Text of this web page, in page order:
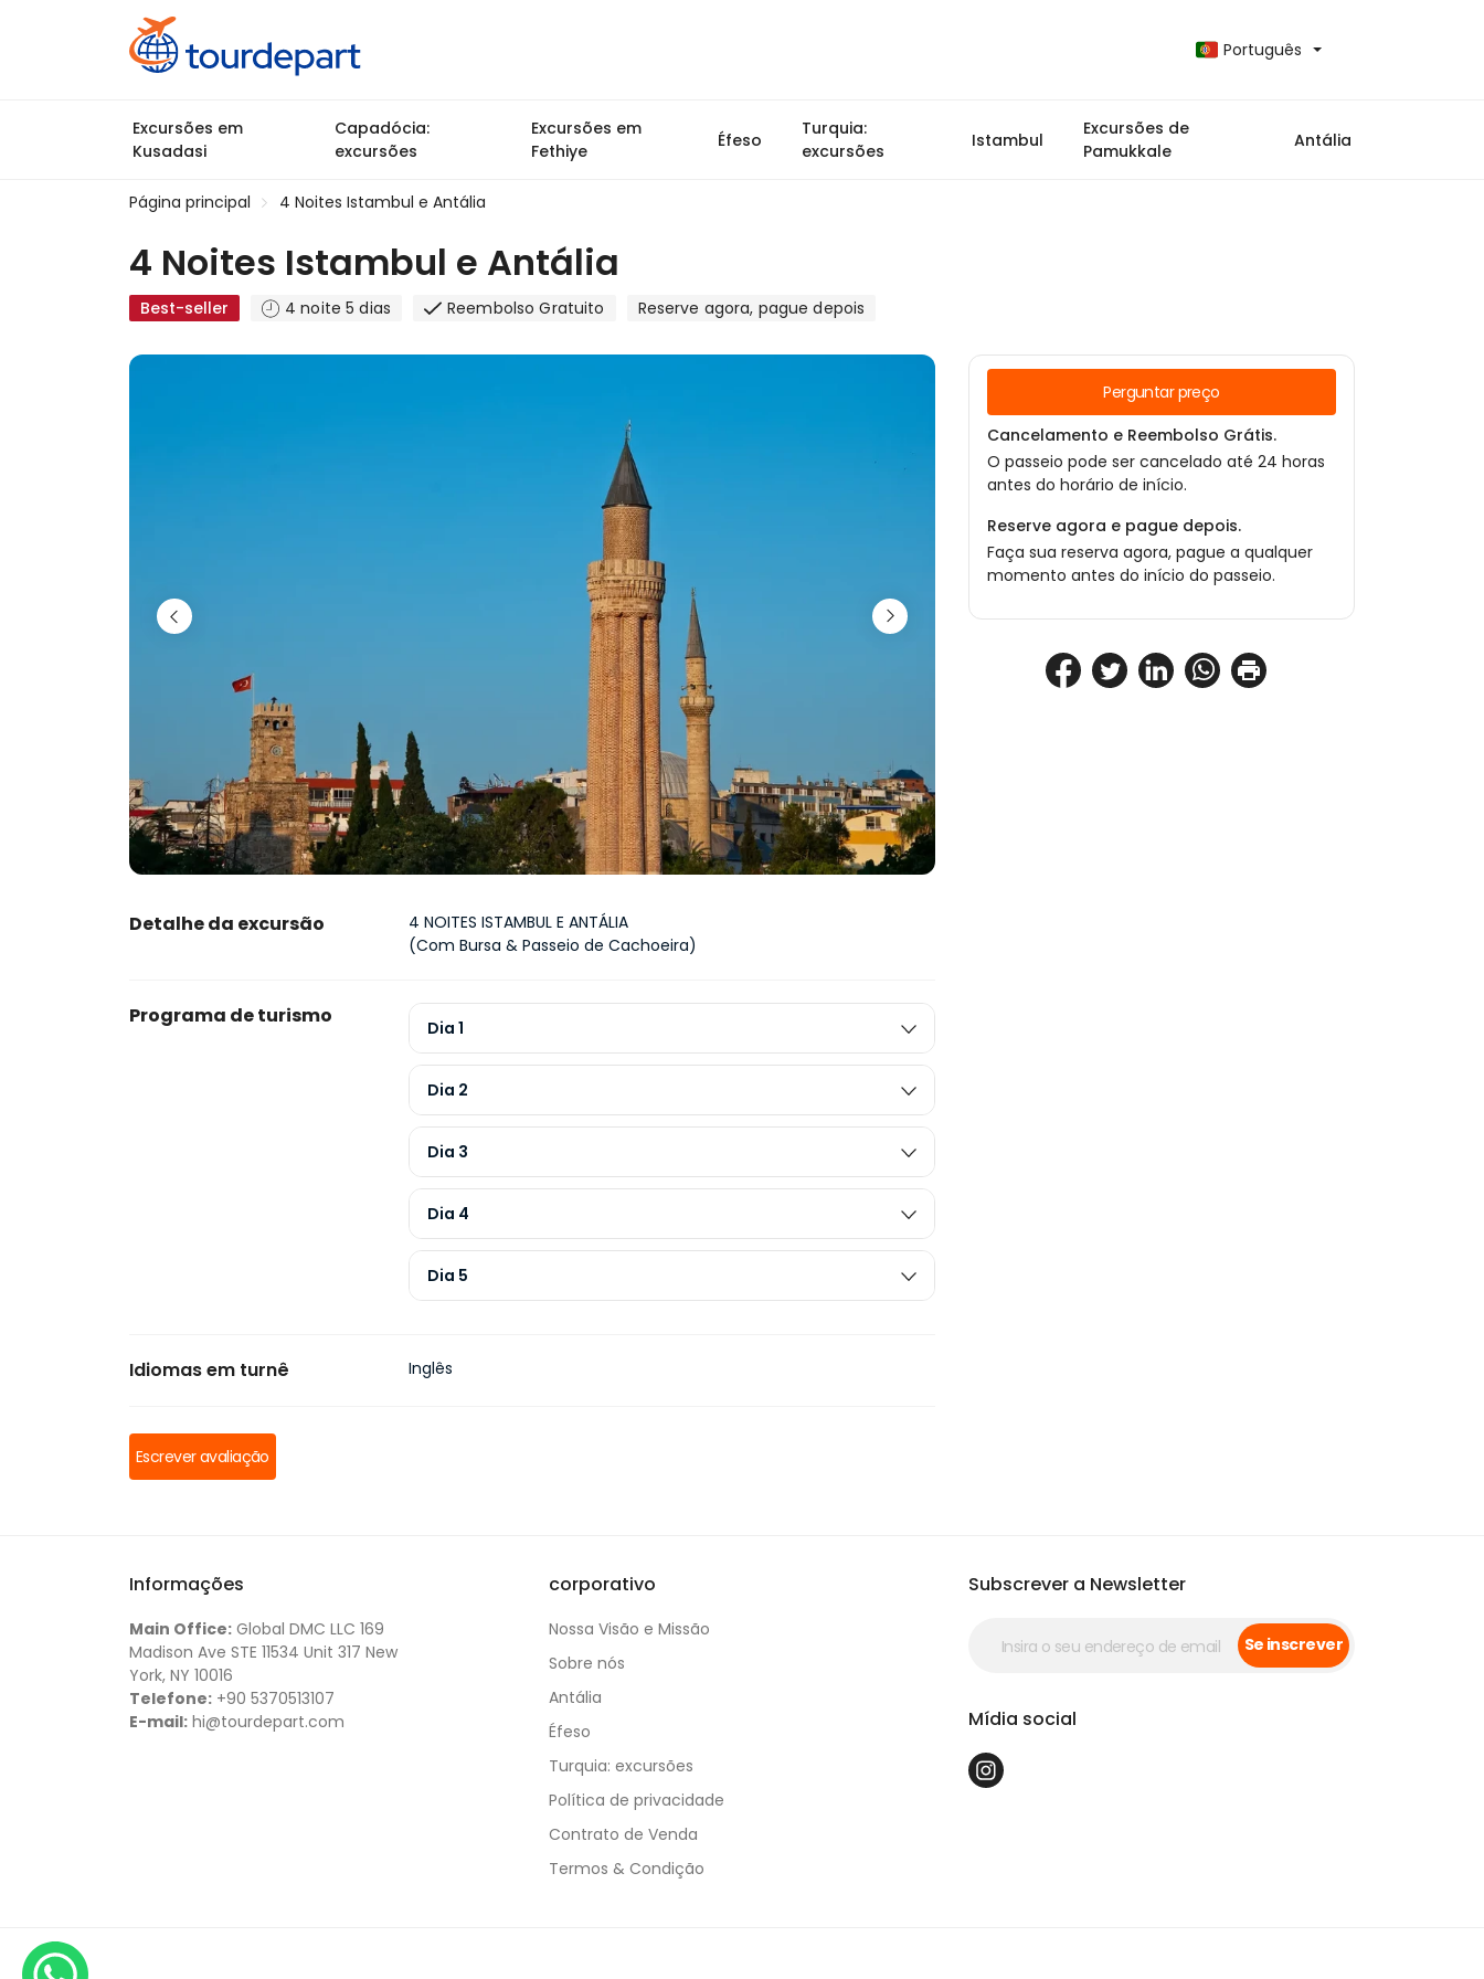
Português
Excursões em
Kusadasi
Capadócia:
excursões
Excursões em
Fethiye
Éfeso
Turquia:
excursões
Istambul
Excursões de
Pamukkale
Antália
Página principal 4 Noites Istambul e Antália
4 Noites Istambul e Antália
Best-seller 4 noite 5 dias Reembolso Gratuito Reserve agora, pague depois
Detalhe da excursão
4 NOITES ISTAMBUL E ANTÁLIA
(Com Bursa & Passeio de Cachoeira)
Programa de turismo Dia 1
Dia 2
Dia 3
Dia 4
Dia 5
Idiomas em turnê Inglês
Escrever avaliação
Perguntar preço
Cancelamento e Reembolso Grátis.
O passeio pode ser cancelado até 24 horas
antes do horário de início.
Reserve agora e pague depois.
Faça sua reserva agora, pague a qualquer
momento antes do início do passeio.
Informações
Main Office: Global DMC LLC 169
Madison Ave STE 11534 Unit 317 New
York, NY 10016
Telefone: +90 5370513107
E-mail: hi@tourdepart.com
corporativo
Nossa Visão e Missão
Sobre nós
Antália
Éfeso
Turquia: excursões
Política de privacidade
Contrato de Venda
Termos & Condição
Subscrever a Newsletter
Se inscrever
Mídia social